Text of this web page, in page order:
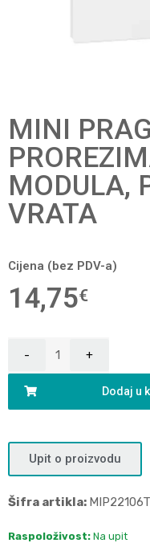
MINI
MODULA,
VRATA
Cijena (bez PDV-a)
14,75€
Dodaj u
Upit o proizvodu
Šifra artikla: MIP22106T
Raspoloživost: Na upit